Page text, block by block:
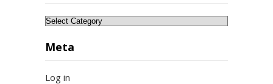
Categories
Meta
Log in